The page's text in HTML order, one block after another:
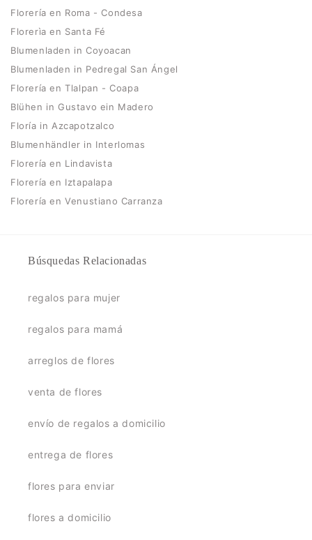
Florería en Roma - Condesa
Florerìa en Santa Fé
Blumenladen in Coyoacan
Blumenladen in Pedregal San Ángel
Florería en Tlalpan - Coapa
Blühen in Gustavo ein Madero
Floría in Azcapotzalco
Blumenhändler in Interlomas
Florería en Lindavista
Florería en Iztapalapa
Florería en Venustiano Carranza
Búsquedas Relacionadas
regalos para mujer
regalos para mamá
arreglos de flores
venta de flores
envío de regalos a domicilio
entrega de flores
flores para enviar
flores a domicilio